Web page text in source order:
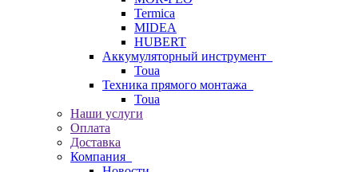
Termica
MIDEA
HUBERT
Аккумуляторный инструмент
Toua
Техника прямого монтажа
Toua
Наши услуги
Оплата
Доставка
Компания